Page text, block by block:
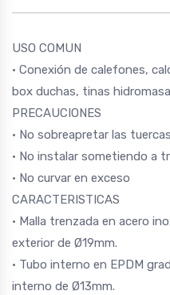
USO COMUN
· Conexión de calefones,
box duchas, tinas
PRECAUCIONES
· No sobreapretar las tuercas
· No instalar sometiendo a
· No curvar en exceso
CARACTERISTICAS
· Malla trenzada en acero
exterior de Ø19mm.
· Tubo interno en EPDM
interno de Ø13mm.